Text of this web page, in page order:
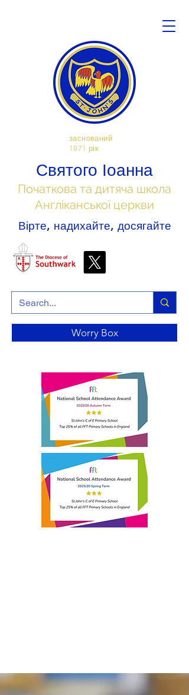
заснований
1871 рік
Святого Іоанна
Початкова та дитяча школа
Англіканської церкви
Вірте, надихайте, досягайте
Worry Box